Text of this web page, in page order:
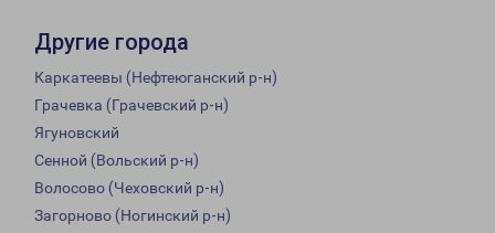
Другие города
Каркатеевы (Нефтеюганский р-н)
Грачевка (Грачевский р-н)
Ягуновский
Сенной (Вольский р-н)
Волосово (Чеховский р-н)
Загорново (Ногинский р-н)